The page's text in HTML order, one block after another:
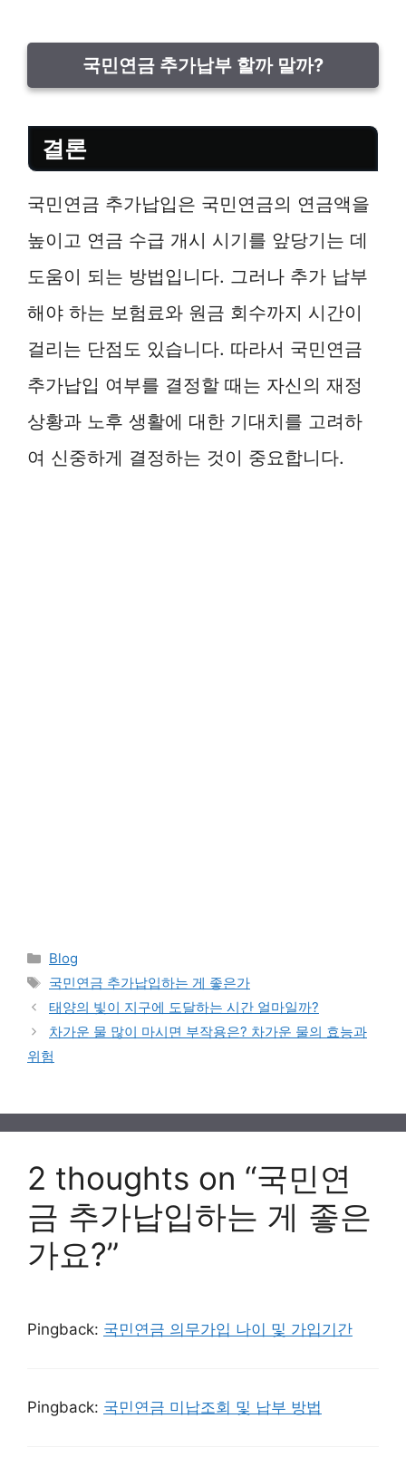
국민연금 추가납부 할까 말까?
결론
국민연금 추가납입은 국민연금의 연금액을
높이고 연금 수급 개시 시기를 앞당기는 데
도움이 되는 방법입니다. 그러나 추가 납부
해야 하는 보험료와 원금 회수까지 시간이
걸리는 단점도 있습니다. 따라서 국민연금
추가납입 여부를 결정할 때는 자신의 재정
상황과 노후 생활에 대한 기대치를 고려하
여 신중하게 결정하는 것이 중요합니다.
Categories
Blog
Tags
국민연금 추가납입하는 게 좋은가
태양의 빛이 지구에 도달하는 시간 얼마일까?
차가운 물 많이 마시면 부작용은? 차가운 물의 효능과
위험
2 thoughts on “국민연
금 추가납입하는 게 좋은
가요?”
Pingback: 국민연금 의무가입 나이 및 가입기간
Pingback: 국민연금 미납조회 및 납부 방법